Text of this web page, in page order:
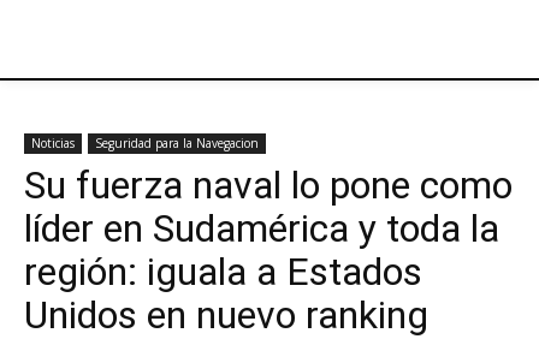
Noticias Seguridad para la Navegacion
Su fuerza naval lo pone como
líder en Sudamérica y toda la
región: iguala a Estados
Unidos en nuevo ranking